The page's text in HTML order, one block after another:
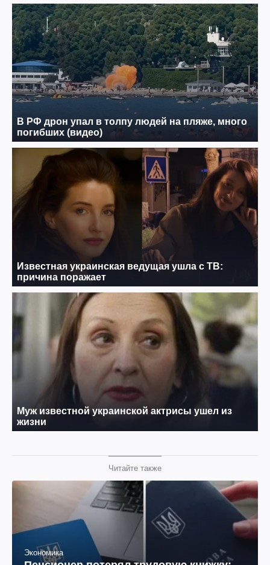
Читайте также
Экономика